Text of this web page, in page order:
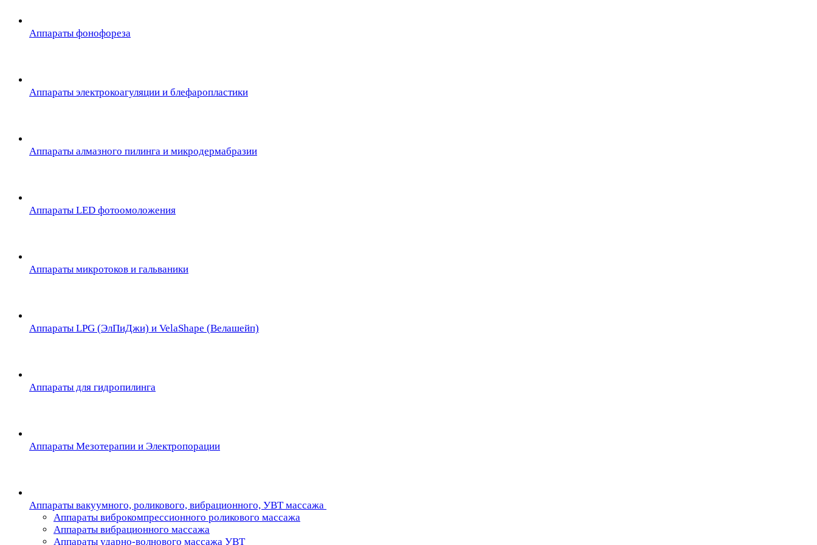
Аппараты фонофореза
Аппараты электрокоагуляции и блефаропластики
Аппараты алмазного пилинга и микродермабразии
Аппараты LED фотоомоложения
Аппараты микротоков и гальваники
Аппараты LPG (ЭлПиДжи) и VelaShape (Велашейп)
Аппараты для гидропилинга
Аппараты Мезотерапии и Электропорации
Аппараты вакуумного, роликового, вибрационного, УВТ массажа
Аппараты виброкомпрессионного роликового массажа
Аппараты вибрационного массажа
Аппараты ударно-волнового массажа УВТ